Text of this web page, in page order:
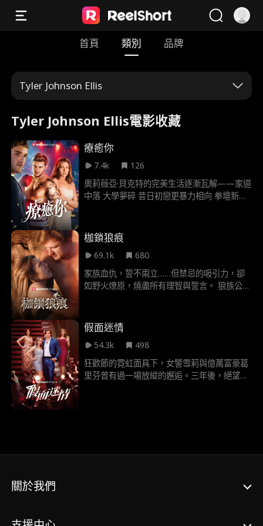
首頁 類別 品牌
Tyler Johnson Ellis
Tyler Johnson Ellis電影收藏
療癒你
7.4k
126
奧莉薇亞·貝克特的完美生活逐漸瓦解——家道
中落 大學夢碎 昔日初戀更暴力相向 拳壇新星
兩人擦出火花 但危險步步進逼 巴許必須抉擇
是追求夢想 還是拯救這名可能毀了他的女孩
枷鎖狼痕
69.1k
680
家族血仇，誓不兩立……但禁忌的吸引力，卻
如野火燎原，燒盡所有理智與誓言。 狼族公主
命運之鏈，同時，他也是她誓死的仇敵。當陰
謀與戰火席捲而來，她唯一能依靠的，竟是這
頭她最不該渴望的狼……
假面迷情
54.3k
498
狂歡節的霓虹面具下，女警雪莉與億萬富豪葛
里芬曾有過一場放縱的邂逅。三年後，絕望的
關於我們